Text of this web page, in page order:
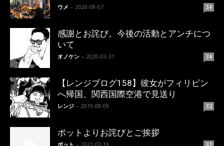
ウメ - 2020-08-07 34
感謝とお詫び。今後の活動とアンチにつ
いて
オノケン - 2020-03-31 34
【レンジブログ158】彼女がフィリピン
へ帰国、関西国際空港で見送り
レンジ - 2019-08-09 32
ポットよりお詫びとご挨拶
ポット - 2022-03-19 32